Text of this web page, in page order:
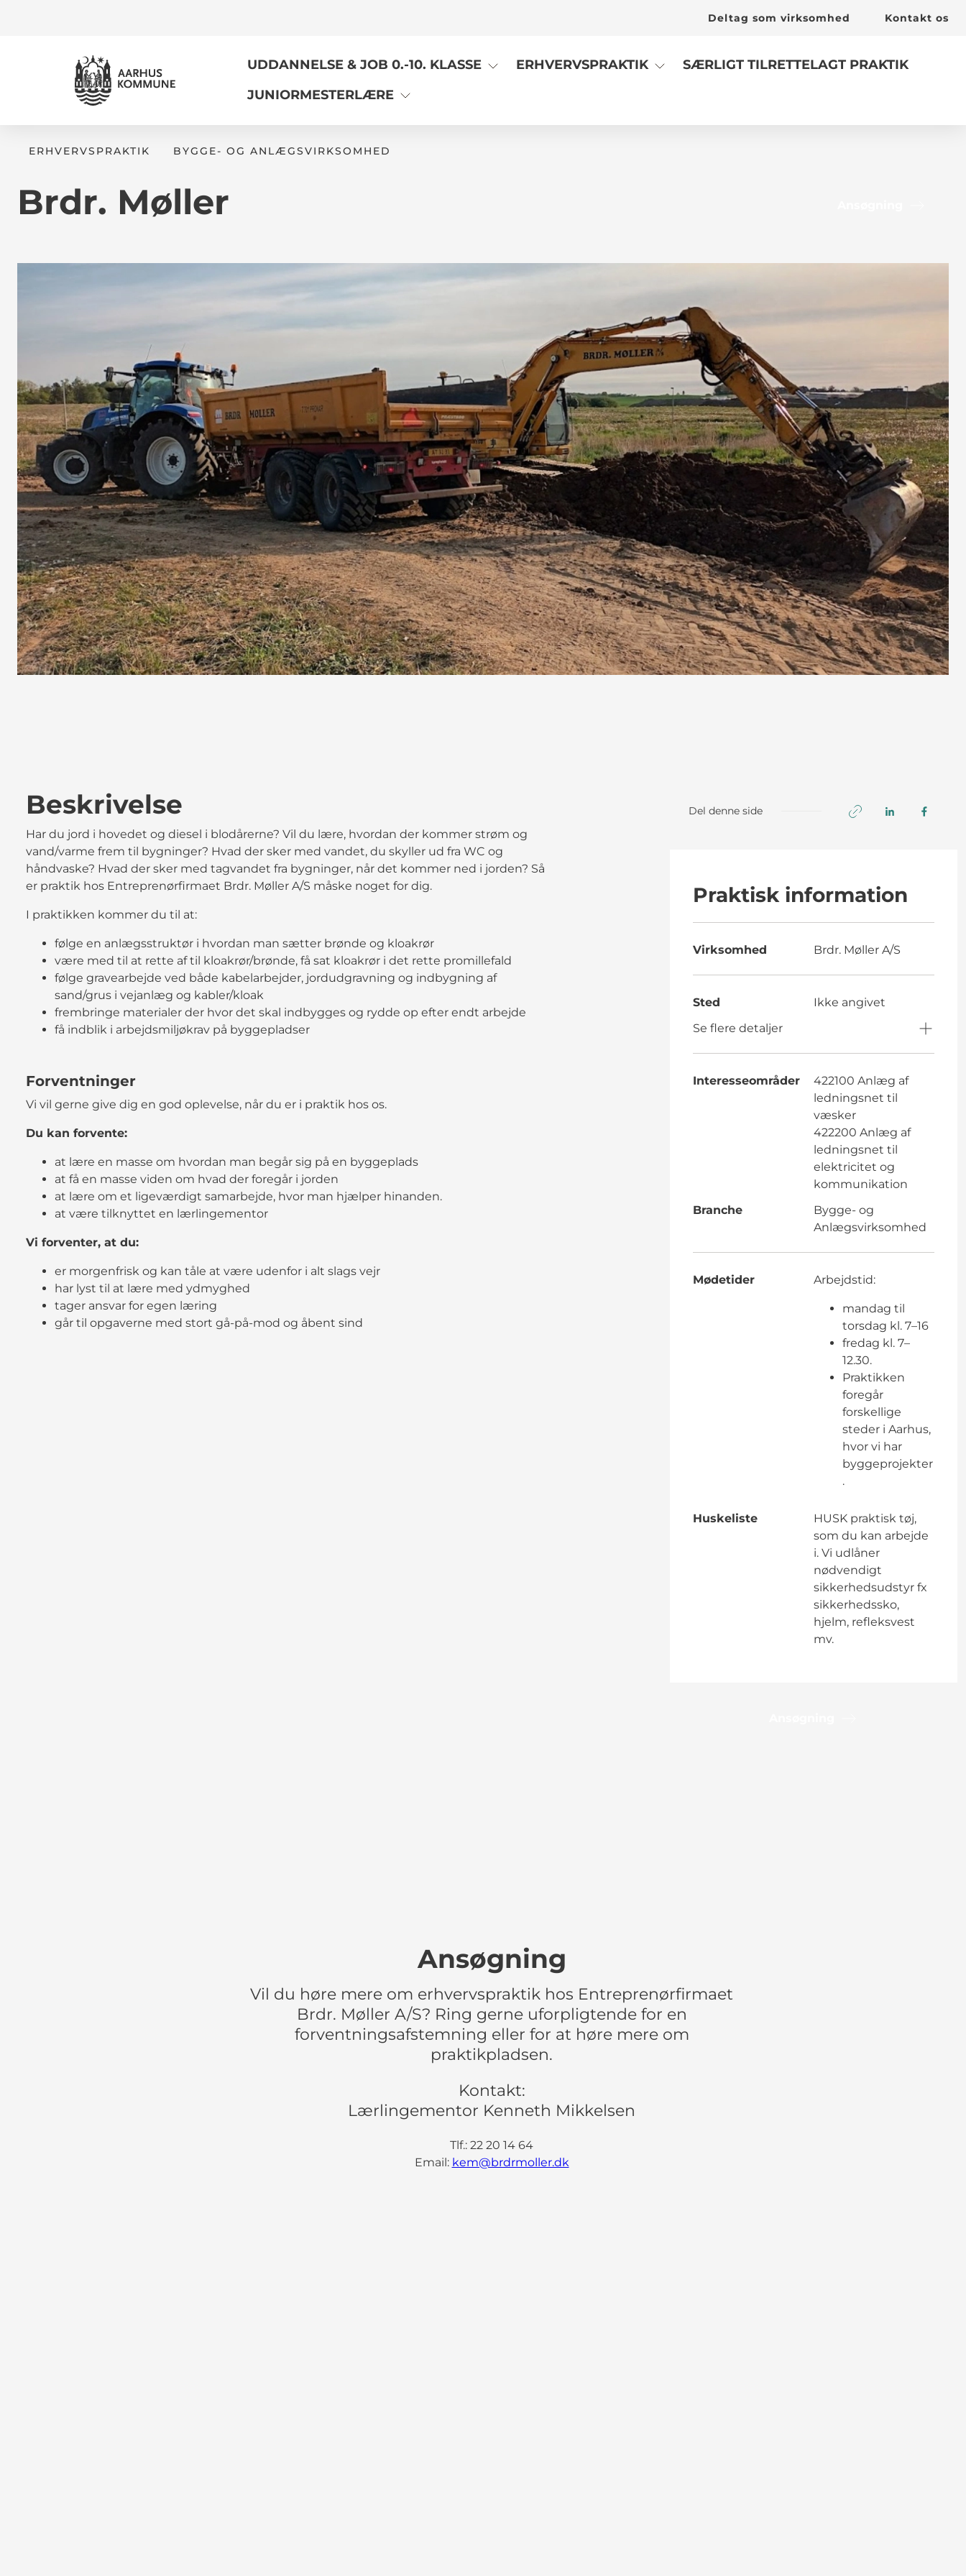
Deltag som virksomhed Kontakt os
UDDANNELSE & JOB 0.-10. KLASSE ERHVERVSPRAKTIK
SÆRLIGT TILRETTELAGT PRAKTIK
JUNIORMESTERLÆRE
ERHVERVSPRAKTIK BYGGE- OG ANLÆGSVIRKSOMHED
Brdr. Møller
Beskrivelse
Har du jord i hovedet og diesel i blodårerne? Vil du lære, hvordan der kommer strøm og
vand/varme frem til bygninger? Hvad der sker med vandet, du skyller ud fra WC og
håndvaske? Hvad der sker med tagvandet fra bygninger, når det kommer ned i jorden? Så
er praktik hos Entreprenørfirmaet Brdr. Møller A/S måske noget for dig.
I praktikken kommer du til at:
følge en anlægsstruktør i hvordan man sætter brønde og kloakrør
være med til at rette af til kloakrør/brønde, få sat kloakrør i det rette promillefald
følge gravearbejde ved både kabelarbejder, jordudgravning og indbygning af
sand/grus i vejanlæg og kabler/kloak
frembringe materialer der hvor det skal indbygges og rydde op efter endt arbejde
få indblik i arbejdsmiljøkrav på byggepladser
Forventninger
Vi vil gerne give dig en god oplevelse, når du er i praktik hos os.
Du kan forvente:
at lære en masse om hvordan man begår sig på en byggeplads
at få en masse viden om hvad der foregår i jorden
at lære om et ligeværdigt samarbejde, hvor man hjælper hinanden.
at være tilknyttet en lærlingementor
Vi forventer, at du:
er morgenfrisk og kan tåle at være udenfor i alt slags vejr
har lyst til at lære med ydmyghed
tager ansvar for egen læring
går til opgaverne med stort gå-på-mod og åbent sind
Del denne side
Praktisk information
Virksomhed Brdr. Møller A/S
Sted
Ikke angivet
Se flere detaljer
Interesseområder
422100 Anlæg af
ledningsnet til
væsker
422200 Anlæg af
ledningsnet til
elektricitet og
kommunikation
Branche
Bygge- og
Anlægsvirksomhed
Mødetider Arbejdstid:
mandag til
torsdag kl. 7–16
fredag kl. 7–
12.30.
Praktikken
foregår
forskellige
steder i Aarhus,
hvor vi har
byggeprojekter
.
Huskeliste
HUSK praktisk tøj,
som du kan arbejde
i. Vi udlåner
nødvendigt
sikkerhedsudstyr fx
sikkerhedssko,
hjelm, refleksvest
mv.
Ansøgning
Vil du høre mere om erhvervspraktik hos Entreprenørfirmaet
Brdr. Møller A/S? Ring gerne uforpligtende for en
forventningsafstemning eller for at høre mere om
praktikpladsen.
Kontakt:
Lærlingementor Kenneth Mikkelsen
Tlf.: 22 20 14 64
Email: kem@brdrmoller.dk